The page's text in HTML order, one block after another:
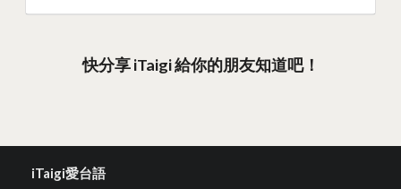
快分享 iTaigi 給你的朋友知道吧！
iTaigi愛台語